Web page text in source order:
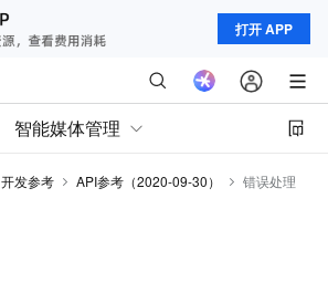
打开 APP
智能媒体管理
开发参考 API参考（2020-09-30） 错误处理